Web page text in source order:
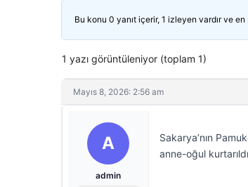
Bu konu 0 yanıt içerir, 1 izleyen vardır ve en
1 yazı görüntüleniyor (toplam 1)
Mayıs 8, 2026: 2:56 am
A
admin
Sakarya’nın
anne-oğul